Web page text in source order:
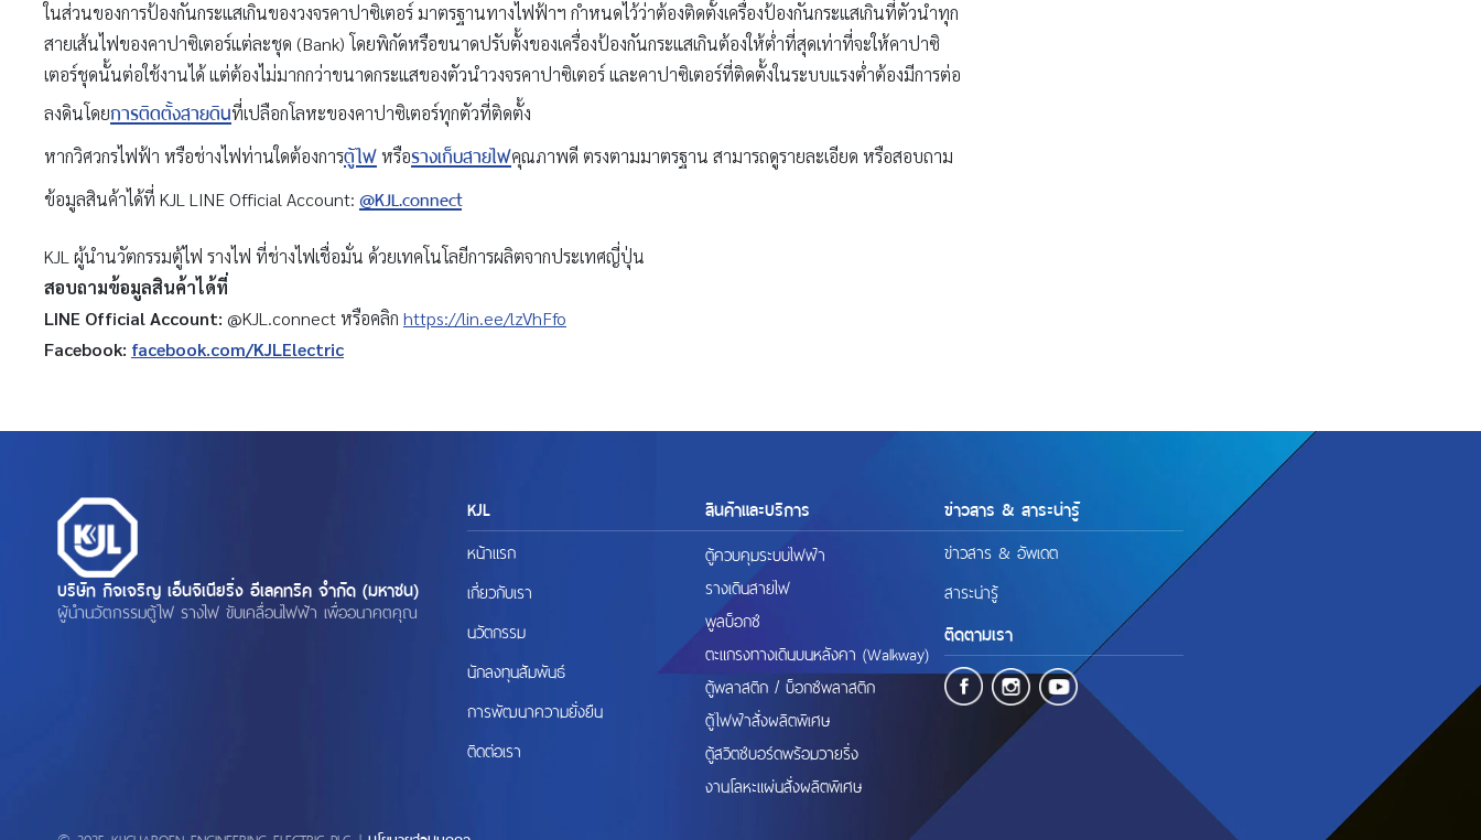
ในส่วนของการป้องกันกระแสเกินของวงจรคาปาซิเตอร์ มาตรฐานทางไฟฟ้าฯ กำหนดไว้ว่าต้องติดตั้งเครื่องป้องกันกระแสเกินที่ตัวนำทุก
สายเส้นไฟของคาปาซิเตอร์แต่ละชุด (Bank) โดยพิกัดหรือขนาดปรับตั้งของเครื่องป้องกันกระแสเกินต้องให้ต่ำที่สุดเท่าที่จะให้คาปาซิ
เตอร์ชุดนั้นต่อใช้งานได้ แต่ต้องไม่มากกว่าขนาดกระแสของตัวนำวงจรคาปาซิเตอร์ และคาปาซิเตอร์ที่ติดตั้งในระบบแรงต่ำต้องมีการต่อ
ลงดินโดยการติดตั้งสายดินที่เปลือกโลหะของคาปาซิเตอร์ทุกตัวที่ติดตั้ง
หากวิศวกรไฟฟ้า หรือช่างไฟท่านใดต้องการตู้ไฟ หรือรางเก็บสายไฟคุณภาพดี ตรงตามมาตรฐาน สามารถดูรายละเอียด หรือสอบถาม
ข้อมูลสินค้าได้ที่ KJL LINE Official Account: @KJL.connect
KJL ผู้นำนวัตกรรมตู้ไฟ รางไฟ ที่ช่างไฟเชื่อมั่น ด้วยเทคโนโลยีการผลิตจากประเทศญี่ปุ่น
สอบถามข้อมูลสินค้าได้ที่
LINE Official Account: @KJL.connect หรือคลิก https://lin.ee/lzVhFfo
Facebook: facebook.com/KJLElectric
บริษัท กิจเจริญ เอ็นจิเนียริ่ง อีเลคทริค จำกัด (มหาชน)
ผู้นำนวัตกรรมตู้ไฟ รางไฟ ขับเคลื่อนไฟฟ้า เพื่ออนาคตคุณ
KJL
หน้าแรก
เกี่ยวกับเรา
นวัตกรรม
นักลงทุนสัมพันธ์
การพัฒนาความยั่งยืน
ติดต่อเรา
สินค้าและบริการ
ตู้ควบคุมระบบไฟฟ้า
รางเดินสายไฟ
พูลบ็อกซ์
ตะแกรงทางเดินบนหลังคา (Walkway)
ตู้พลาสติก / บ็อกซ์พลาสติก
ตู้ไฟฟ้าสั่งผลิตพิเศษ
ตู้สวิตช์บอร์ดพร้อมวายริ่ง
งานโลหะแผ่นสั่งผลิตพิเศษ
ข่าวสาร & สาระน่ารู้
ข่าวสาร & อัพเดต
สาระน่ารู้
ติดตามเรา